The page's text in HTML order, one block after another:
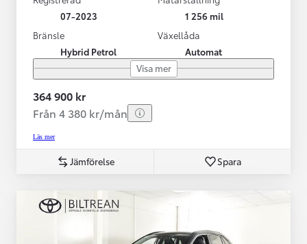
07-2023
1 256 mil
Bränsle
Hybrid Petrol
Växellåda
Automat
Visa mer
364 900 kr
Från 4 380 kr/mån
Läs mer
Jämförelse Spara